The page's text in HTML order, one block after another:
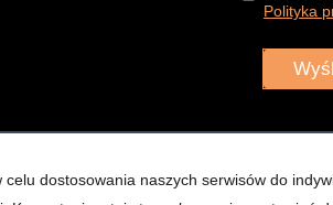
Polityka
dostosowania naszych serwisów do